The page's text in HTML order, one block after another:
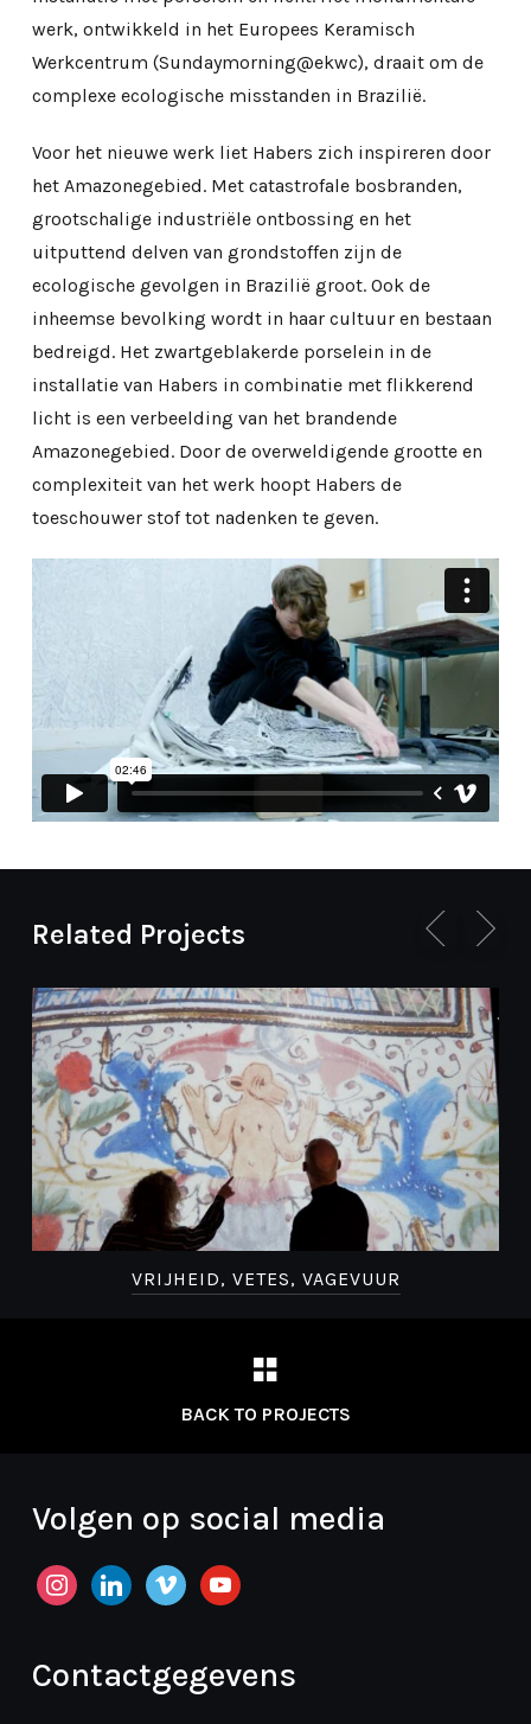
werk, ontwikkeld in het Europees Keramisch
Werkcentrum (Sundaymorning@ekwc), draait om de
complexe ecologische misstanden in Brazilië.
Voor het nieuwe werk liet Habers zich inspireren door
het Amazonegebied. Met catastrofale bosbranden,
grootschalige industriële ontbossing en het
uitputtend delven van grondstoffen zijn de
ecologische gevolgen in Brazilië groot. Ook de
inheemse bevolking wordt in haar cultuur en bestaan
bedreigd. Het zwartgeblakerde porselein in de
installatie van Habers in combinatie met flikkerend
licht is een verbeelding van het brandende
Amazonegebied. Door de overweldigende grootte en
complexiteit van het werk hoopt Habers de
toeschouwer stof tot nadenken te geven.
Related Projects
VRIJHEID, VETES, VAGEVUUR
BACK TO PROJECTS
Volgen op social media
instagramlinkedinvimeo youtube
Contactgegevens